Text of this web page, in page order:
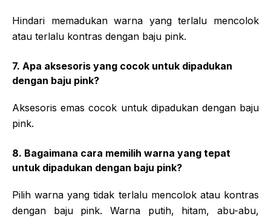
Hindari memadukan warna yang terlalu mencolok
atau terlalu kontras dengan baju pink.
7. Apa aksesoris yang cocok untuk dipadukan
dengan baju pink?
Aksesoris emas cocok untuk dipadukan dengan baju
pink.
8. Bagaimana cara memilih warna yang tepat
untuk dipadukan dengan baju pink?
Pilih warna yang tidak terlalu mencolok atau kontras
dengan baju pink. Warna putih, hitam, abu-abu,